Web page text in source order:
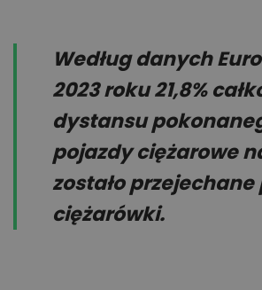
Według danych
2023 roku 21,8%
dystansu
pojazdy ciężarowe
zostało
ciężarówki.